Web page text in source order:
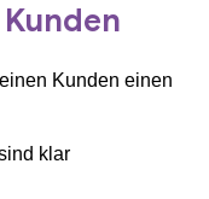
Kunden einen
klar